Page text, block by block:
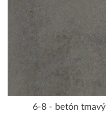
6-8 - betón tmavý